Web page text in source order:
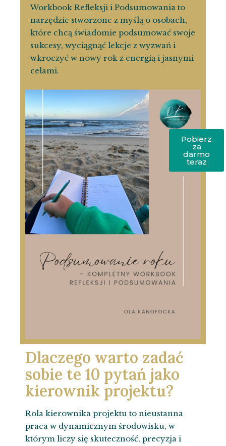
Workbook Refleksji i Podsumowania to
narzędzie stworzone z myślą o osobach,
które chcą świadomie podsumować swoje
sukcesy, wyciągnąć lekcje z wyzwań i
wkroczyć w nowy rok z energią i jasnymi
celami.
Pobierz
za
darmo
teraz
Dlaczego warto zadać
sobie te 10 pytań jako
kierownik projektu?
Rola kierownika projektu to nieustanna
praca w dynamicznym środowisku, w
którym liczy się skuteczność, precyzja i